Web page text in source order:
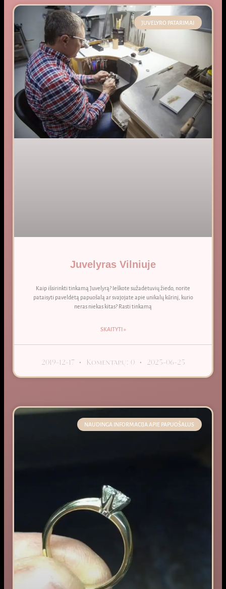
JUVELYRO PATARIMAI
Juvelyras Vilniuje
Kaip išsirinkti tinkamą Juvelyrą? Ieškote sužadėtuvių žiedo, norite
pataisyti paveldėtą papuošalą ar svajojate apie unikalų kūrinį, kurio
neras niekas kitas? Rasti tinkamą
SKAITYTI »
2019-12-17 Komentarų: 0 2025-06-25
NAUDINGA INFORMACIJA APIE PAPUOŠALUS